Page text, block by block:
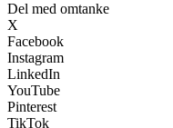
Del med omtanke
X
Facebook
Instagram
LinkedIn
YouTube
Pinterest
TikTok